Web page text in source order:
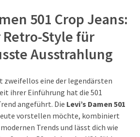
501 Crop Jeans:
Retro-Style für
Ausstrahlung
zweifellos eine der legendärsten
ihrer Einführung hat die 501
angeführt. Die Levi’s Damen 501
vorstellen möchte, kombiniert
Trends und lässt dich wie